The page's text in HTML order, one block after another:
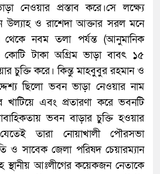
নেওয়ার প্রস্তাব করে।সে লক্ষ্যে
ও রাশেদা আক্তার সরল মনে
থেকে নবম তলা পর্যন্ত (আনুমানিক
টাকা অগ্রিম ভাড়া বাবৎ ১৫
চুক্তি করে। কিন্তু মাহবুবুর রহমান ও
ছিলো ভবন ভাড়া নেওয়ার নাম
খাটিয়ে এবং প্রতারণা করে ভবনটি
ভবন বাড়ার চুক্তি হওয়ার
তারা নোয়াখালী পৌরসভা
ও সাবেক জেলা পরিষদ চেয়ারম্যান
আঃলীগের কয়েকজন নেতাকে